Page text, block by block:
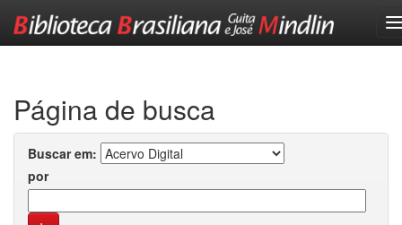
Página de busca
Buscar em:
por